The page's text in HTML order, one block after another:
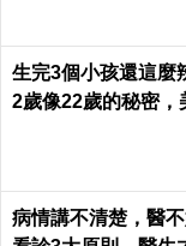
生完3個小孩還這麼
2歲像22歲的秘密，
病情講不清楚，醫